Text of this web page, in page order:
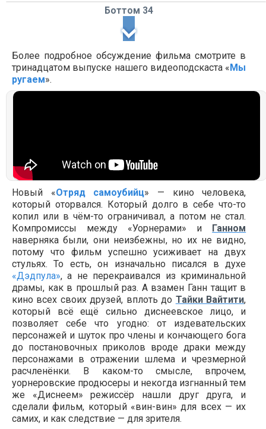
Боттом 34
Более подробное обсуждение фильма смотрите в
тринадцатом выпуске нашего видеоподскаста «Мы
ругаем».
Новый «Отряд самоубийц» — кино человека,
который оторвался. Который долго в себе что-то
копил или в чём-то ограничивал, а потом не стал.
Компромиссы между «Уорнерами» и Ганном
наверняка были, они неизбежны, но их не видно,
потому что фильм успешно усиживает на двух
стульях. То есть, он изначально писался в духе
«Дэдпула», а не перекраивался из криминальной
драмы, как в прошлый раз. А взамен Ганн тащит в
кино всех своих друзей, вплоть до Тайки Вайтити,
который всё ещё сильно диснеевское лицо, и
позволяет себе что угодно: от издевательских
персонажей и шуток про члены и кончающего бога
до постановочных приколов вроде драки между
персонажами в отражении шлема и чрезмерной
расчленёнки. В каком-то смысле, впрочем,
уорнеровские продюсеры и некогда изгнанный тем
же «Диснеем» режиссёр нашли друг друга, и
сделали фильм, который «вин-вин» для всех — их
самих, и как следствие — для зрителя.